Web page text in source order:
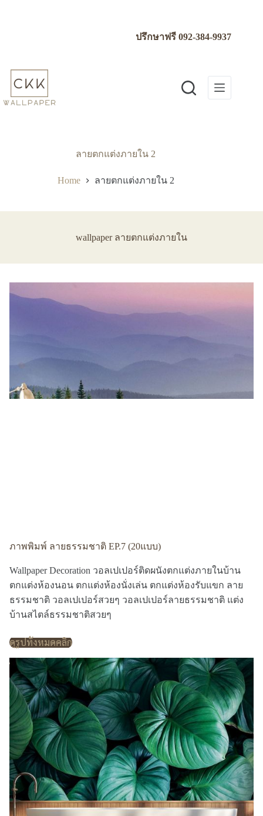
ปรึกษาฟรี092-384-9937
ลายตกแต่งภายใน 2
Home ลายตกแต่งภายใน 2
wallpaper ลายตกแต่งภายใน
ภาพพิมพ์ ลายธรรมชาติ EP.7 (20แบบ)
Wallpaper Decoration วอลเปเปอร์ติดผนังตกแต่งภายในบ้าน
ตกแต่งห้องนอน ตกแต่งห้องนั่งเล่น ตกแต่งห้องรับแขก ลาย
ธรรมชาติ วอลเปเปอร์สวยๆ วอลเปเปอร์ลายธรรมชาติ แต่ง
บ้านสไตล์ธรรมชาติสวยๆ
ดูรูปทั้งหมดคลิก